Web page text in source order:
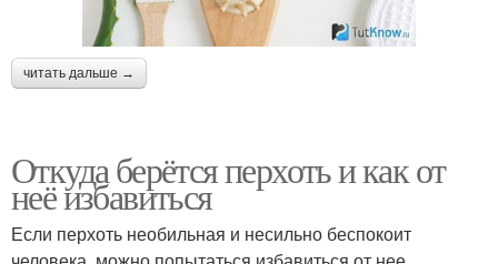
читать дальше →
Откуда берётся перхоть и как от
неё избавиться
Если перхоть необильная и несильно беспокоит